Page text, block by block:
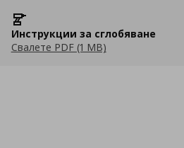
Инструкции за сглобяване
Свалете PDF (1 MB)